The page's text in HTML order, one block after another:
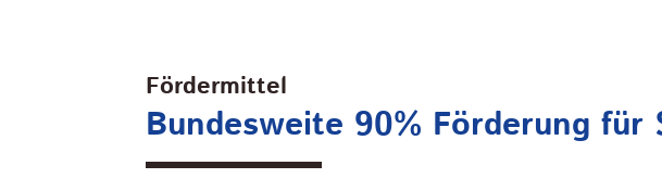
Fördermittel
Bundesweite 90% Förderung für